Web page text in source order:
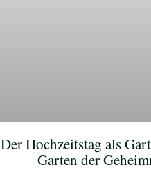
Der Hochzeitstag als
Garten der